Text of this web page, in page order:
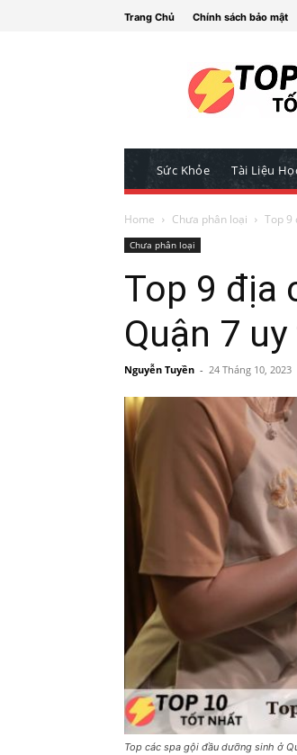
Trang Chủ Chính sách bảo mật
Sức Khỏe Tài Liệu
Home Chưa phân loại Top 9
Chưa phân loại
Top 9 địa
Quận 7
Nguyễn Tuyền - 24 Tháng 10, 2023
Top các spa gội đầu dưỡng sinh ở